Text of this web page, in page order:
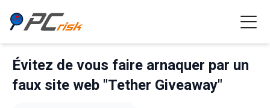
Évitez de vous faire arnaquer par un
faux site web "Tether Giveaway"